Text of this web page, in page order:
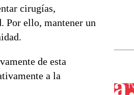
cirugías,
Por ello, mantener un
de esta
a la